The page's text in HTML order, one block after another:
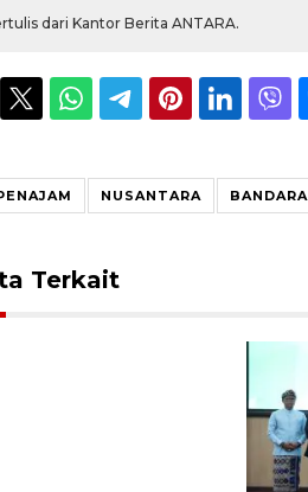
dari Kantor Berita ANTARA.
NUSANTARA BANDARA
Terkait